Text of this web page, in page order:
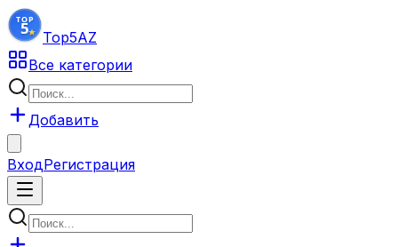
Top5AZ
Все категории
Добавить
ВходРегистрация